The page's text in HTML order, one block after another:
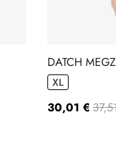
DATCH
XL
30,01 €